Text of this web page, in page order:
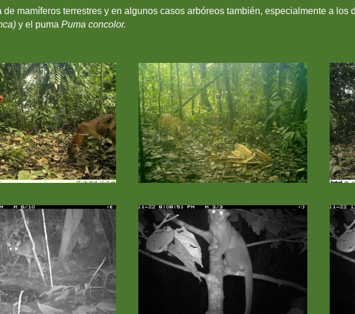
mamíferos terrestres y en algunos casos arbóreos también, especialmente a los
y el pumaPuma concolor.